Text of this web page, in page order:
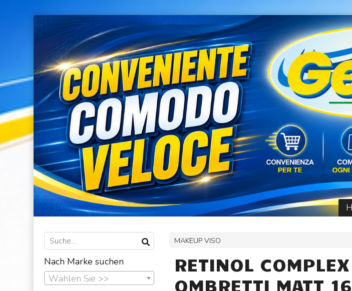
MAKEUP VISO
RETINOL
OMBRETTI MATT
Nach Marke suchen
Wählen Sie >>